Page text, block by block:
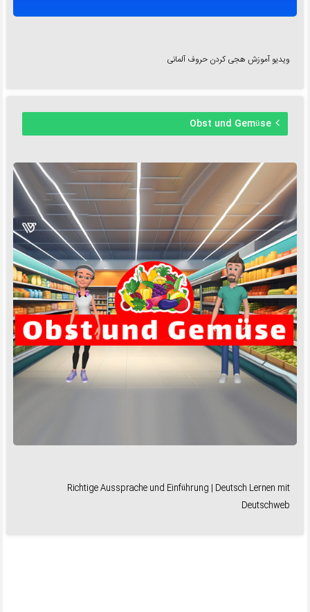
ویدیو آموزش هجی کردن حروف آلمانی
Obst und Gemüse
Richtige Aussprache und Einführung | Deutsch Lernen mit
Deutschweb